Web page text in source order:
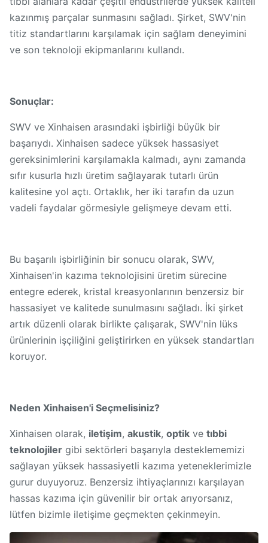
kazınmış parçalar sunmasını sağladı. Şirket, SWV'nin
titiz standartlarını karşılamak için sağlam deneyimini
ve son teknoloji ekipmanlarını kullandı.
Sonuçlar:
SWV ve Xinhaisen arasındaki işbirliği büyük bir
başarıydı. Xinhaisen sadece yüksek hassasiyet
gereksinimlerini karşılamakla kalmadı, aynı zamanda
sıfır kusurla hızlı üretim sağlayarak tutarlı ürün
kalitesine yol açtı. Ortaklık, her iki tarafın da uzun
vadeli faydalar görmesiyle gelişmeye devam etti.
Bu başarılı işbirliğinin bir sonucu olarak, SWV,
Xinhaisen'in kazıma teknolojisini üretim sürecine
entegre ederek, kristal kreasyonlarının benzersiz bir
hassasiyet ve kalitede sunulmasını sağladı. İki şirket
artık düzenli olarak birlikte çalışarak, SWV'nin lüks
ürünlerinin işçiliğini geliştirirken en yüksek standartları
koruyor.
Neden Xinhaisen'i Seçmelisiniz?
Xinhaisen olarak, iletişim, akustik, optik ve tıbbi
teknolojiler gibi sektörleri başarıyla desteklememizi
sağlayan yüksek hassasiyetli kazıma yeteneklerimizle
gurur duyuyoruz. Benzersiz ihtiyaçlarınızı karşılayan
hassas kazıma için güvenilir bir ortak arıyorsanız,
lütfen bizimle iletişime geçmekten çekinmeyin.